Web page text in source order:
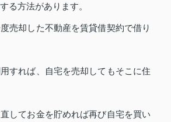
る方法があります。
売却した不動産を賃貸借契約で借り
すれば、自宅を売却してもそこに住
してお金を貯めれば再び自宅を買い